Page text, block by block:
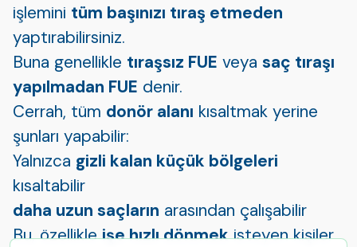
işlemini tüm başınızı tıraş etmeden
yaptırabilirsiniz.
Buna genellikle tıraşsız FUE veya saç tıraşı
yapılmadan FUE denir.
Cerrah, tüm donör alanı kısaltmak yerine
şunları yapabilir:
Yalnızca gizli kalan küçük bölgeleri
kısaltabilir
daha uzun saçların arasından çalışabilir
Bu, özellikleişe hızlı dönmekisteyen kişiler